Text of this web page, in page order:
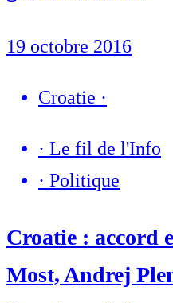
19 octobre 2016
Croatie ·
· Le fil de l'Info
· Politique
Croatie : accord
Most, Andrej